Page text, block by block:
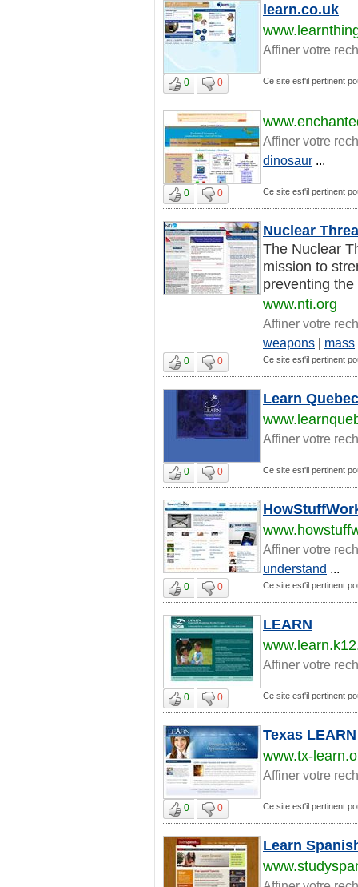
learn.co.uk
Affiner votre
0 0 Ce site est'il pertinent
Affiner votre
dinosaur ...
0 0 Ce site est'il pertinent
Nuclear
The Nuclear
mission to
preventing
www.nti.org
Affiner votre
weapons | mass
0 0 Ce site est'il pertinent
Learn Quebec
Affiner votre
0 0 Ce site est'il pertinent
Affiner votre
understand ...
0 0 Ce site est'il pertinent
LEARN
Affiner votre
0 0 Ce site est'il pertinent
Texas LEARN
www.tx-
Affiner votre
0 0 Ce site est'il pertinent
Learn